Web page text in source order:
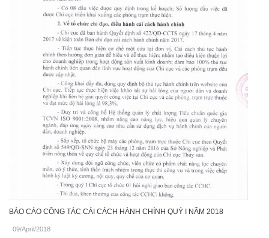
BÁO CÁO CÔNG TÁC CẢI CÁCH HÀNH CHÍNH QUÝ I NĂM 2018
09/April/2018